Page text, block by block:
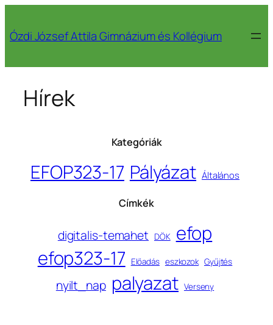
tartalomhoz
Ózdi József Attila Gimnázium és Kollégium
Hírek
Kategóriák
EFOP323-17 Pályázat Általános
Címkék
digitalis-temahet DÖK efop
efop323-17
Előadás eszkozok Gyűjtés
nyilt_nap palyazat Verseny